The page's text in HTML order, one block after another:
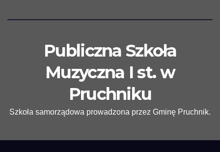
Publiczna Szkoła
Muzyczna I st. w
Pruchniku
Szkoła samorządowa prowadzona przez Gminę Pruchnik.